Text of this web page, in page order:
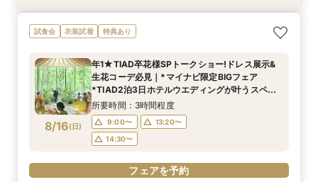
8/15(土)
トレンド花嫁注目◎和装も映える上質ホテル2泊
付&3万試食
9:00〜 14:30〜
フェアを予約
8/15(土)
おもてなし重視｜1ミシュランキー★選出×ホテル
コース2万円体験
9:00〜 14:30〜
フェアを予約
8/15(土)
【初めて見学】卒花人気チャペル＆貸切体験｜2
泊3日丸わかり相談会
9:00〜 14:30〜
フェアを予約
8/15(土)
2軒目以降見学なら*日程＆見積りクイック相談
挙式体験・試食付
9:00〜 14:30〜
フェアを予約
8/15(土)
即決なし*何も決まって無くてOK!ホテルで貸切
W体験＆豪華試食
9:00〜 14:30〜
フェアを予約
試食会 衣装試着 特典あり
8/16(日)
年1★TIAD卒花様SPトークショー!ドレス展示&
生花コーデ必見｜*マイナビ限定BIGフェア
*TIAD2泊3日ホテルウエディングが叶うスペ
シャル特典有！絶品牛フィレポワレ等無料ご試食
付
所要時間：3時間程度
9:00〜
13:20〜
14:30〜
フェアを予約